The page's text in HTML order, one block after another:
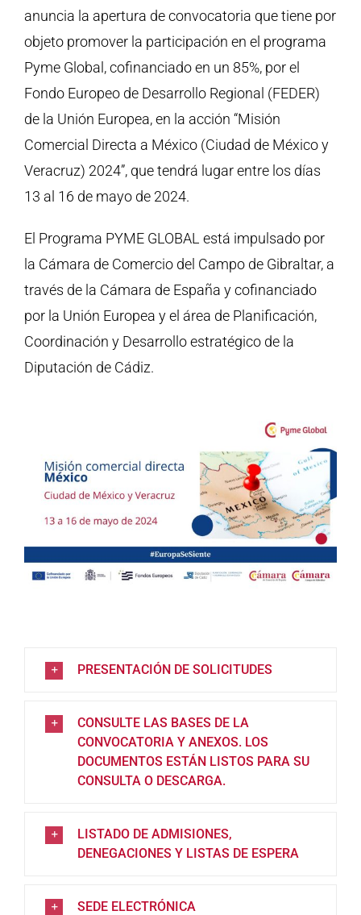
anuncia la apertura de convocatoria que tiene por
objeto promover la participación en el programa
Pyme Global, cofinanciado en un 85%, por el
Fondo Europeo de Desarrollo Regional (FEDER)
de la Unión Europea, en la acción “Misión
Comercial Directa a México (Ciudad de México y
Veracruz) 2024”, que tendrá lugar entre los días
13 al 16 de mayo de 2024.
El Programa PYME GLOBAL está impulsado por
la Cámara de Comercio del Campo de Gibraltar, a
través de la Cámara de España y cofinanciado
por la Unión Europea y el área de Planificación,
Coordinación y Desarrollo estratégico de la
Diputación de Cádiz.
PRESENTACIÓN DE SOLICITUDES
CONSULTE LAS BASES DE LA
CONVOCATORIA Y ANEXOS. LOS
DOCUMENTOS ESTÁN LISTOS PARA SU
CONSULTA O DESCARGA.
LISTADO DE ADMISIONES,
DENEGACIONES Y LISTAS DE ESPERA
SEDE ELECTRÓNICA